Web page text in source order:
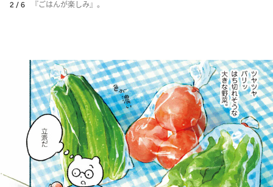
2 / 6 『ごはんが楽しみ』。